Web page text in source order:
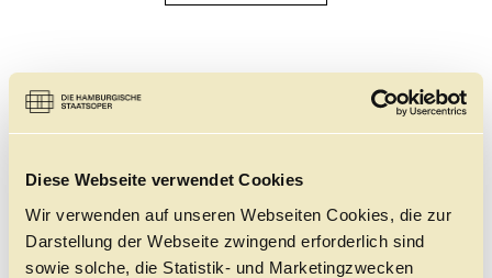
Diese Webseite verwendet Cookies
Wir verwenden auf unseren Webseiten Cookies, die zur
Darstellung der Webseite zwingend erforderlich sind
sowie solche, die Statistik- und Marketingzwecken